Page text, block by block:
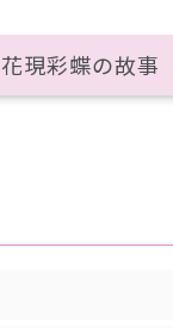
花現彩蝶の故事